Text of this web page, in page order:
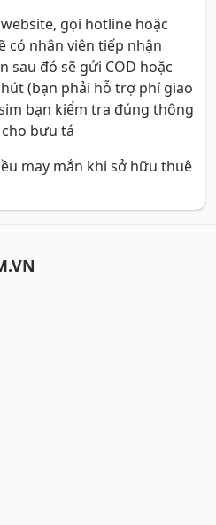
gọi hotline hoặc
có nhân viên tiếp nhận
sau đó sẽ gửi COD hoặc
(bạn phải hỗ trợ phí giao
bạn kiểm tra đúng thông
bưu tá
may mắn khi sở hữu thuê